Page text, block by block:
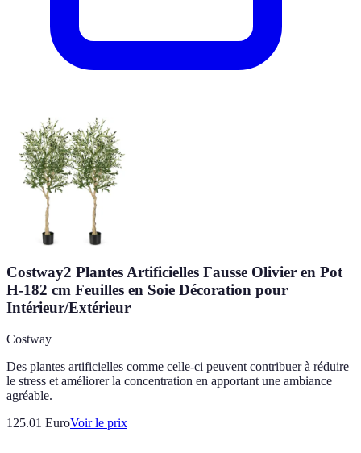
Costway2 Plantes Artificielles Fausse Olivier en Pot
H-182 cm Feuilles en Soie Décoration pour
Intérieur/Extérieur
Costway
Des plantes artificielles comme celle-ci peuvent contribuer à réduire
le stress et améliorer la concentration en apportant une ambiance
agréable.
125.01 EuroVoir le prix